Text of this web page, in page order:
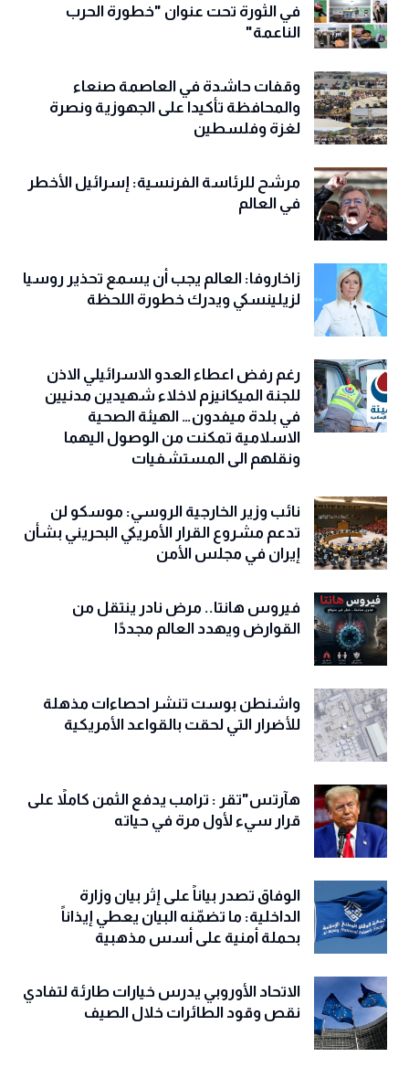
في الثورة تحت عنوان "خطورة الحرب
الناعمة"
وقفات حاشدة في العاصمة صنعاء
والمحافظة تأكيدا على الجهوزية ونصرة
لغزة وفلسطين
مرشح للرئاسة الفرنسية: إسرائيل الأخطر
في العالم
زاخاروفا: العالم يجب أن يسمع تحذير روسيا
لزيلينسكي ويدرك خطورة اللحظة
رغم رفض اعطاء العدو الاسرائيلي الاذن
للجنة الميكانيزم لاخلاء شهيدين مدنيين
في بلدة ميفدون… الهيئة الصحية
الاسلامية تمكنت من الوصول اليهما
ونقلهم الى المستشفيات
نائب وزير الخارجية الروسي: موسكو لن
تدعم مشروع القرار الأمريكي البحريني بشأن
إيران في مجلس الأمن
فيروس هانتا.. مرض نادر ينتقل من
القوارض ويهدد العالم مجددًا
واشنطن بوست تنشر احصاءات مذهلة
للأضرار التي لحقت بالقواعد الأمريكية
هآرتس"تقر : ترامب يدفع الثمن كاملاً على
قرار سيء لأول مرة في حياته
الوفاق تصدر بياناً على إثر بيان وزارة
الداخلية: ما تضمّنه البيان يعطي إيذاناً
بحملة أمنية على أسس مذهبية
الاتحاد الأوروبي يدرس خيارات طارئة لتفادي
نقص وقود الطائرات خلال الصيف